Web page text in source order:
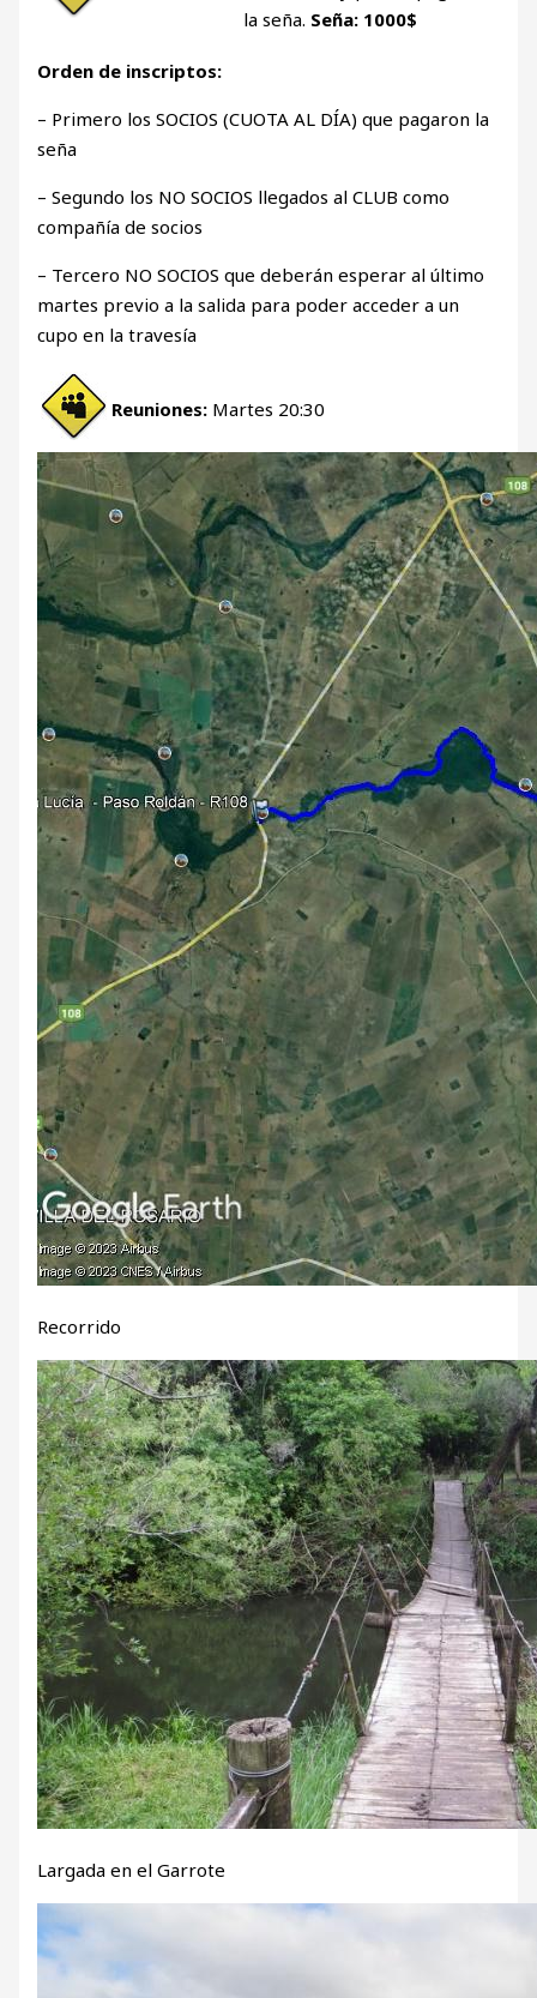
la seña. Seña: 1000$
Orden de inscriptos:
– Primero los SOCIOS (CUOTA AL DÍA) que pagaron la
seña
– Segundo los NO SOCIOS llegados al CLUB como
compañía de socios
– Tercero NO SOCIOS que deberán esperar al último
martes previo a la salida para poder acceder a un
cupo en la travesía
Reuniones: Martes 20:30
Recorrido
Largada en el Garrote